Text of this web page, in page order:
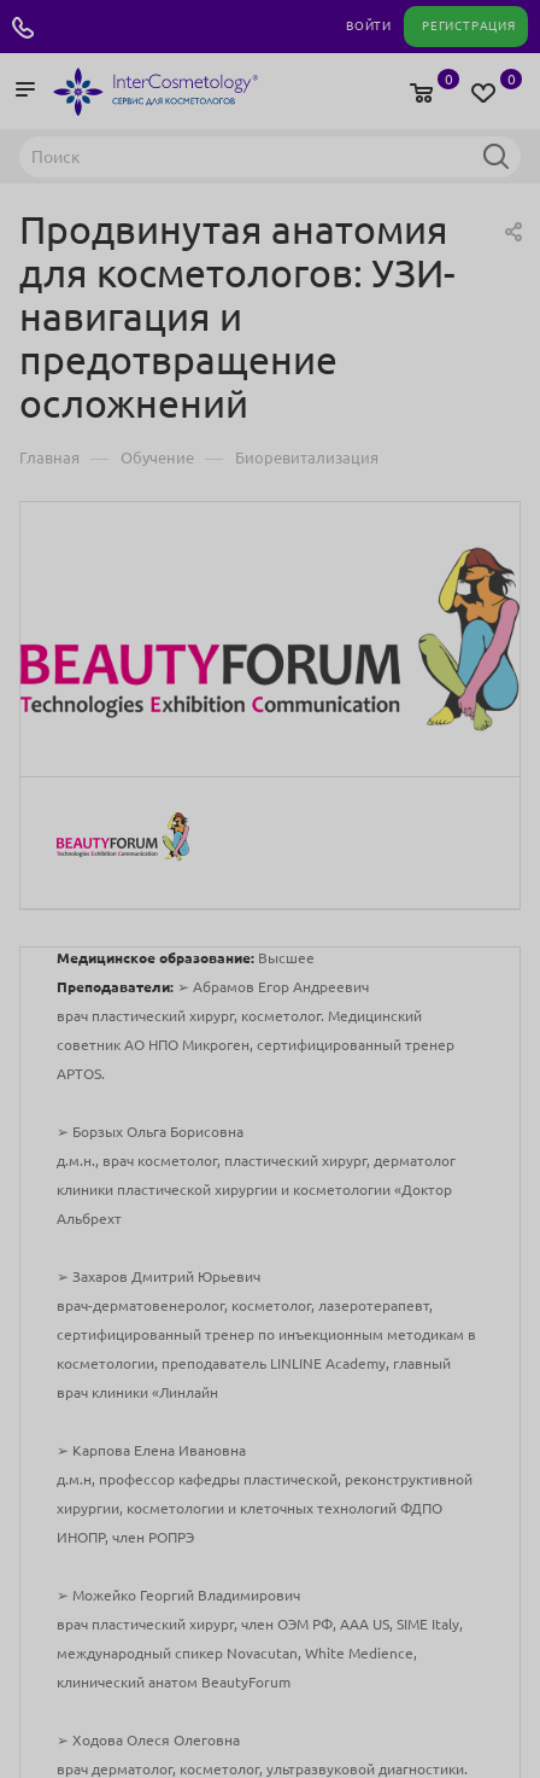
ВОЙТИ РЕГИСТРАЦИЯ
0
0
⁠Продвинутая анатомия
для косметологов: УЗИ-
навигация и
предотвращение
осложнений
Главная — Обучение — Биоревитализация
Медицинское образование: Высшее
Преподаватели: ➢ Абрамов Егор Андреевич
врач пластический хирург, косметолог. Медицинский
советник АО НПО Микроген, сертифицированный тренер
APTOS.
➢ Борзых Ольга Борисовна
д.м.н., врач косметолог, пластический хирург, дерматолог
клиники пластической хирургии и косметологии «Доктор
Альбрехт
➢ Захаров Дмитрий Юрьевич
врач-дерматовенеролог, косметолог, лазеротерапевт,
сертифицированный тренер по инъекционным методикам в
косметологии, преподаватель LINLINE Academy, главный
врач клиники «Линлайн
➢ Карпова Елена Ивановна
д.м.н, профессор кафедры пластической, реконструктивной
хирургии, косметологии и клеточных технологий ФДПО
ИНОПР, член РОПРЭ
➢ Можейко Георгий Владимирович
врач пластический хирург, член ОЭМ РФ, AAA US, SIME Italy,
международный спикер Novacutan, White Medience,
клинический анатом BeautyForum
➢ Ходова Олеся Олеговна
врач дерматолог, косметолог, ультразвуковой диагностики.